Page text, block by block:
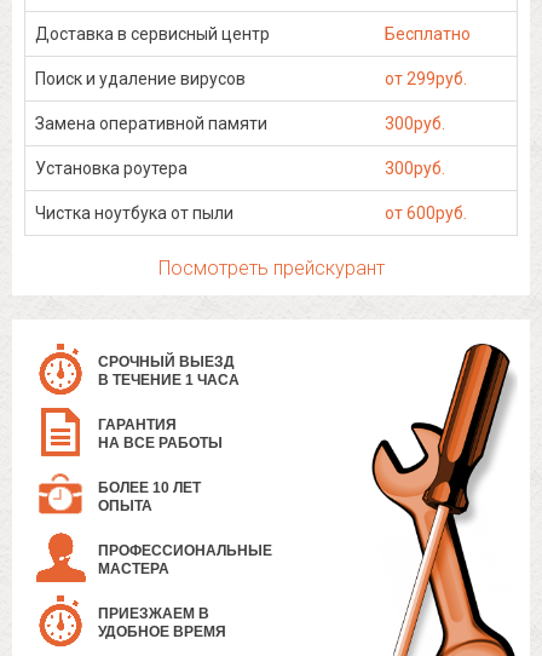
Доставка в сервисный центр Бесплатно
Поиск и удаление вирусов от 299руб.
Замена оперативной памяти 300руб.
Установка роутера 300руб.
Чистка ноутбука от пыли от 600руб.
Посмотреть прейскурант
СРОЧНЫЙ ВЫЕЗД
В ТЕЧЕНИЕ 1 ЧАСА
ГАРАНТИЯ
НА ВСЕ РАБОТЫ
БОЛЕЕ 10 ЛЕТ
ОПЫТА
ПРОФЕССИОНАЛЬНЫЕ
МАСТЕРА
ПРИЕЗЖАЕМ В
УДОБНОЕ ВРЕМЯ